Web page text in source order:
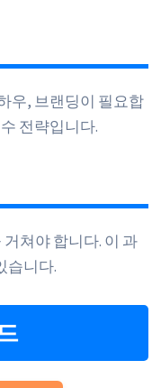
우, 브랜딩이 필요합
전략입니다.
쳐야 합니다. 이 과
습니다.